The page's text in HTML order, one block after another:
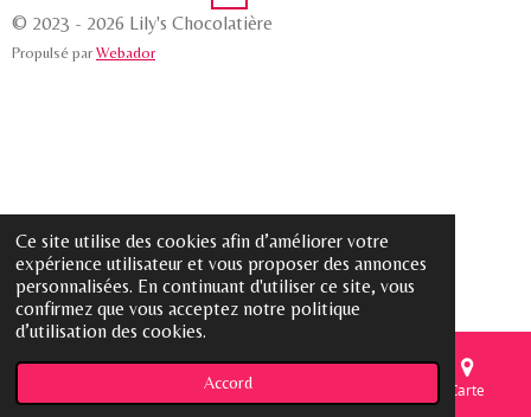
Ce site utilise des cookies afin d’améliorer votre
expérience utilisateur et vous proposer des annonces
personnalisées. En continuant d'utiliser ce site, vous
confirmez que vous acceptez notre politique
d’utilisation des cookies.
Accord
© 2023 - 2026 Lily's Chocolatière
Propulsé par Webador
Téléphone Carte